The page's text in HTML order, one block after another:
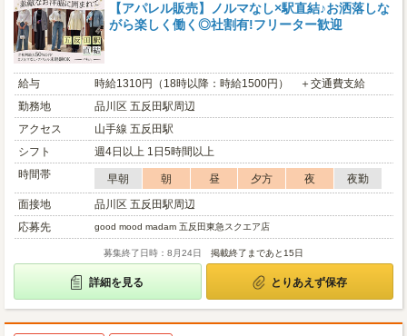
【アパレル販売】ノルマなし×駅直結♪お洒落しな
がら楽しく働く◎社割有!フリーター歓迎
給与
時給1310円（18時以降：時給1500円） ＋交通費支給
勤務地
品川区 五反田駅周辺
アクセス
山手線 五反田駅
シフト
週4日以上 1日5時間以上
時間帯
早朝 朝 昼 夕方 夜
夜勤
面接地
品川区 五反田駅周辺
応募先
good mood madam 五反田東急スクエア店
募集終了日時：8月24日 掲載終了まであと15日
詳細を見る とりあえず保存